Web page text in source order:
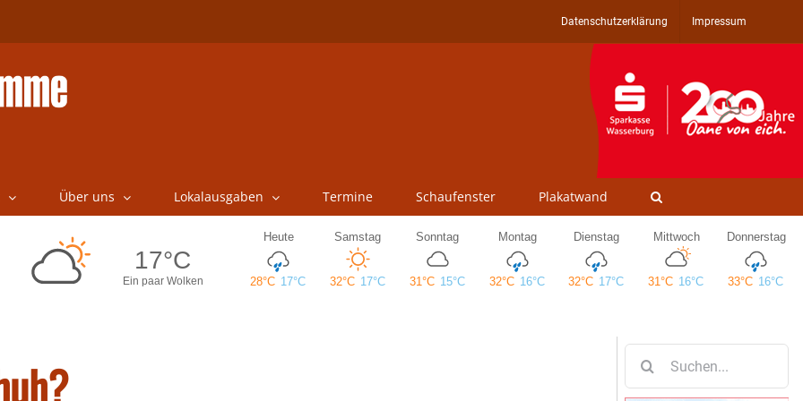
Datenschutzerklärung Impressum
Über uns Lokalausgaben Termine Schaufenster Plakatwand
nach: